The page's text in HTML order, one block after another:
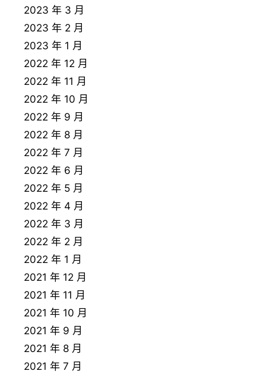
2023 年 3 月
2023 年 2 月
2023 年 1 月
2022 年 12 月
2022 年 11 月
2022 年 10 月
2022 年 9 月
2022 年 8 月
2022 年 7 月
2022 年 6 月
2022 年 5 月
2022 年 4 月
2022 年 3 月
2022 年 2 月
2022 年 1 月
2021 年 12 月
2021 年 11 月
2021 年 10 月
2021 年 9 月
2021 年 8 月
2021 年 7 月